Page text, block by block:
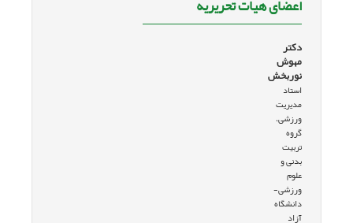
اعضای هیات تحریریه
دکتر
مهوش
نوربخش
استاد
مدیریت
ورزشی،
گروه
تربیت
بدنی و
علوم
ورزشی-
دانشگاه
آزاد